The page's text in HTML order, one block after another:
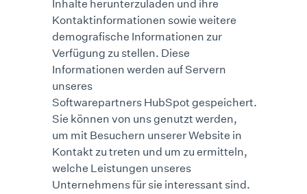
Inhalte herunterzuladen und ihre
Kontaktinformationen sowie weitere
demografische Informationen zur
Verfügung zu stellen. Diese
Informationen werden auf Servern
unseres
Softwarepartners HubSpot gespeichert.
Sie können von uns genutzt werden,
um mit Besuchern unserer Website in
Kontakt zu treten und um zu ermitteln,
welche Leistungen unseres
Unternehmens für sie interessant sind.